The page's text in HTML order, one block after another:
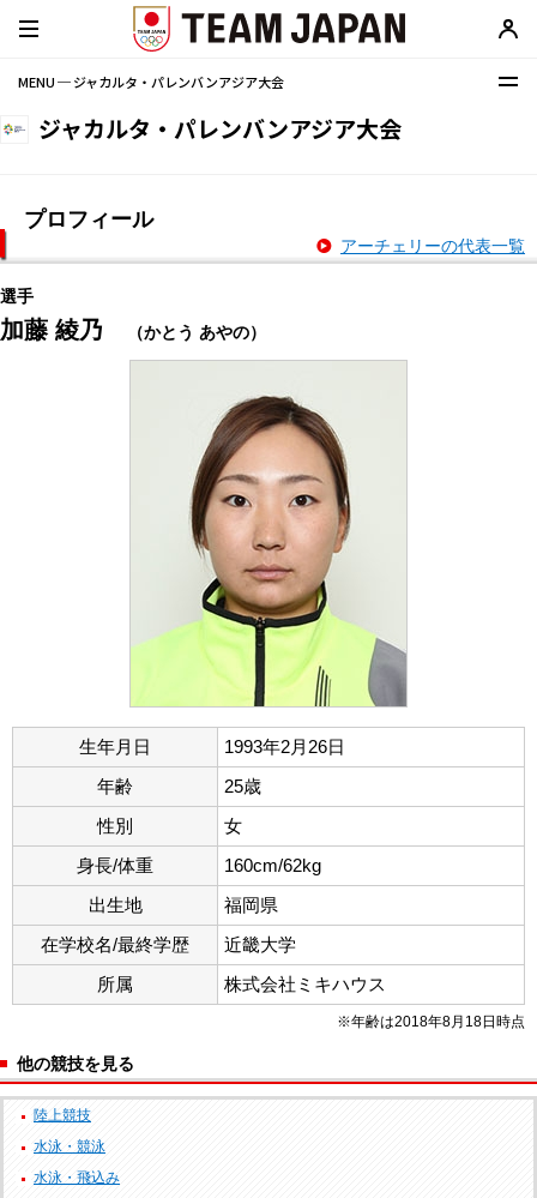
MENU ─ ジャカルタ・パレンバンアジア大会
ジャカルタ・パレンバンアジア大会
プロフィール
アーチェリーの代表一覧
選手
加藤 綾乃 （かとう あやの）
生年月日
1993年2月26日
年齢
25歳
性別
女
身長/体重
160cm/62kg
出生地
福岡県
在学校名/最終学歴
近畿大学
所属
株式会社ミキハウス
※年齢は2018年8月18日時点
他の競技を見る
陸上競技
水泳・競泳
水泳・飛込み